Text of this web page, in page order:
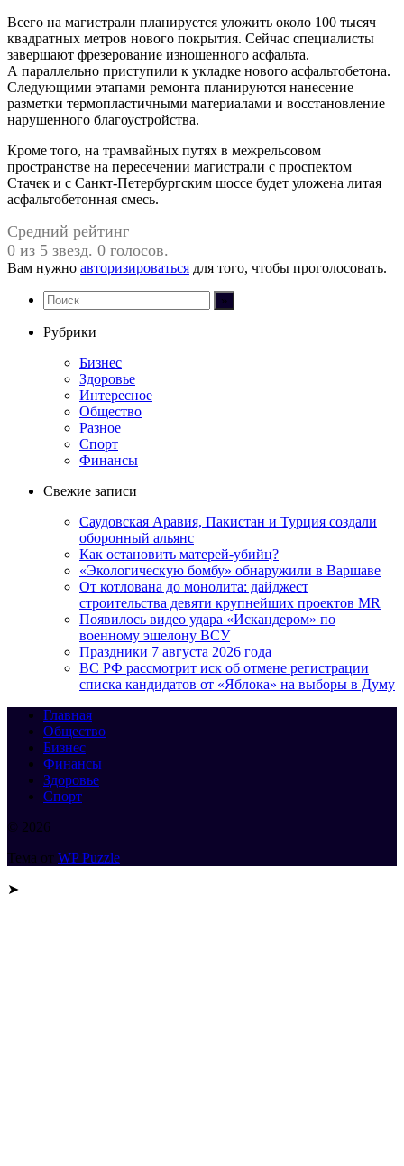
Всего на магистрали планируется уложить около 100 тысяч
квадратных метров нового покрытия. Сейчас специалисты
завершают фрезерование изношенного асфальта.
А параллельно приступили к укладке нового асфальтобетона.
Следующими этапами ремонта планируются нанесение
разметки термопластичными материалами и восстановление
нарушенного благоустройства.
Кроме того, на трамвайных путях в межрельсовом
пространстве на пересечении магистрали с проспектом
Стачек и с Санкт-Петербургским шоссе будет уложена литая
асфальтобетонная смесь.
Средний рейтинг
0 из 5 звезд. 0 голосов.
Вам нужно авторизироваться для того, чтобы проголосовать.
Рубрики
Бизнес
Здоровье
Интересное
Общество
Разное
Спорт
Финансы
Свежие записи
Саудовская Аравия, Пакистан и Турция создали
оборонный альянс
Как остановить матерей-убийц?
«Экологическую бомбу» обнаружили в Варшаве
От котлована до монолита: дайджест
строительства девяти крупнейших проектов MR
Появилось видео удара «Искандером» по
военному эшелону ВСУ
Праздники 7 августа 2026 года
ВС РФ рассмотрит иск об отмене регистрации
списка кандидатов от «Яблока» на выборы в Думу
Главная
Общество
Бизнес
Финансы
Здоровье
Спорт
© 2026
Тема от WP Puzzle
➤